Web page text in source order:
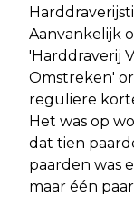
Aanvankelijk
'Harddraverij
Omstreken'
reguliere
Het was op
dat tien
paarden was
maar één